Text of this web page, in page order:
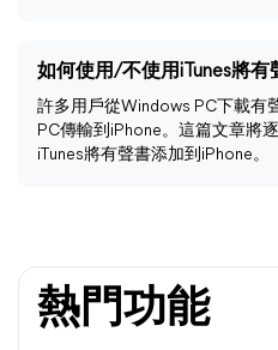
許多用戶從Windows PC下載有
PC傳輸到iPhone。這篇文章將
iTunes將有聲書添加到iPhone。
熱門功能